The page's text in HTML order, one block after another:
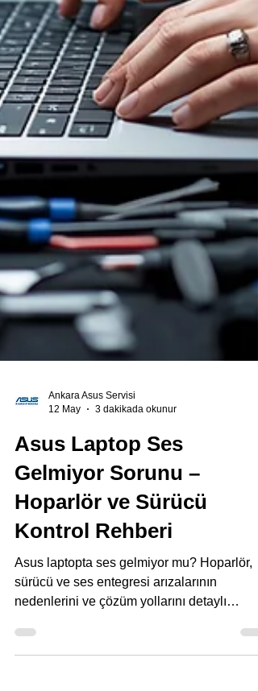
12 May
3 dakikada okunur
Asus Laptop Ses
Gelmiyor Sorunu –
Hoparlör ve Sürücü
Kontrol Rehberi
Asus laptopta ses gelmiyor mu? Hoparlör,
sürücü ve ses entegresi arızalarının
nedenlerini ve çözüm yollarını detaylı